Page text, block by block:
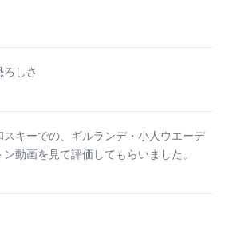
しさ
スキーでの、ギルランデ・小人ウエーデ
動画を見て評価してもらいました。